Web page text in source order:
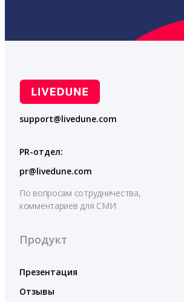
support@livedune.com
PR-отдел:
pr@livedune.com
По вопросам сотрудничества,
комментариев для СМИ
Продукт
Презентация
Отзывы